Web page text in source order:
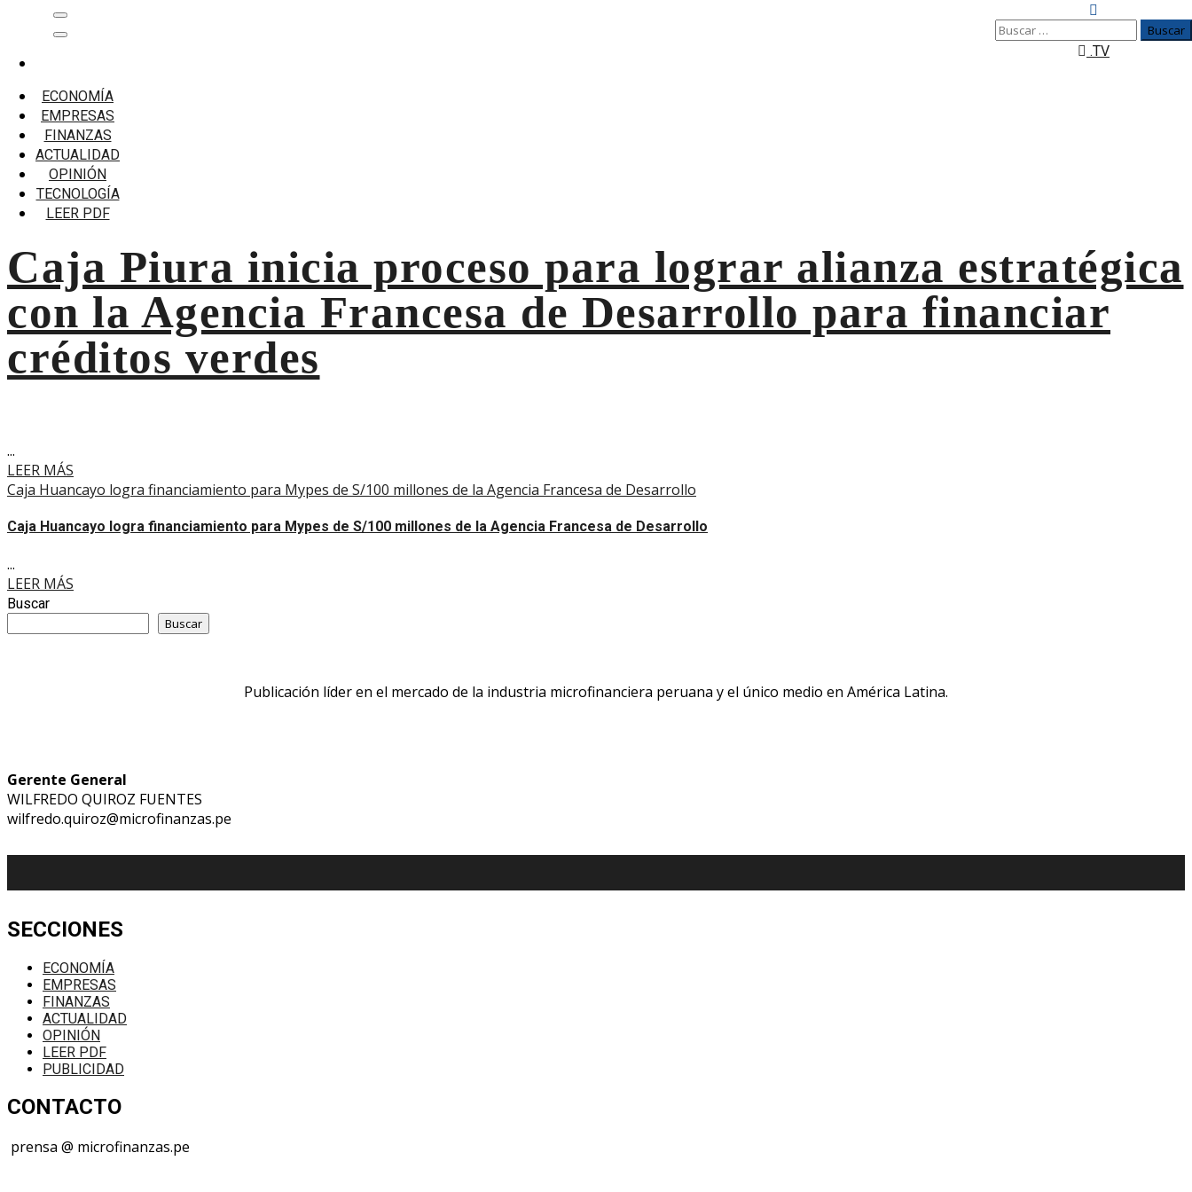
Menú
principal
ECONOMÍA
EMPRESAS
FINANZAS
ACTUALIDAD
OPINIÓN
TECNOLOGÍA
LEER PDF
Buscar:
.TV
Agencia Francesa de Desarrollo
Caja Piura inicia proceso para lograr alianza estratégica con la Agencia Francesa de Desarrollo para financiar créditos verdes
Caja Piura inicia proceso para lograr alianza estratégica
con la Agencia Francesa de Desarrollo para financiar
créditos verdes
...
LEER MÁS
Caja Huancayo logra financiamiento para Mypes de S/100 millones de la Agencia Francesa de Desarrollo
Caja Huancayo logra financiamiento para Mypes de S/100 millones de la Agencia Francesa de Desarrollo
...
LEER MÁS
Buscar
Buscar
Publicación líder en el mercado de la industria microfinanciera peruana y el único medio en América Latina.
Gerente General
WILFREDO QUIROZ FUENTES
wilfredo.quiroz@microfinanzas.pe
SECCIONES
ECONOMÍA
EMPRESAS
FINANZAS
ACTUALIDAD
OPINIÓN
LEER PDF
PUBLICIDAD
CONTACTO
prensa @ microfinanzas.pe